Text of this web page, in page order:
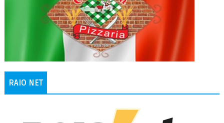
RAIO NET